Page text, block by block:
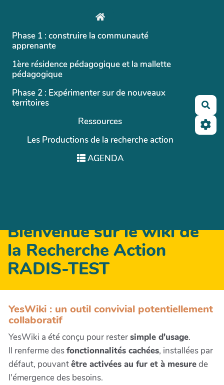
Aller au contenu principal
Phase 1 : construire la communauté
apprenante
1ère résidence pédagogique et la mallette
pédagogique
Phase 2 : Expérimenter sur de nouveaux
territoires
Ressources
Les Productions de la recherche action
AGENDA
Bienvenue sur le wiki de
la Recherche Action
RADIS-TEST
YesWiki : un outil convivial potentiellement
collaboratif
YesWiki a été conçu pour restersimple d'usage.
Il renferme desfonctionnalités cachées, installées par
défaut, pouvantêtre activées au fur et à mesurede
l'émergence des besoins.